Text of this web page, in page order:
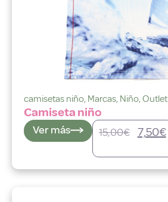
camisetas niño, Marcas, Niño,Outlet
Camiseta niño
Ver más 15,00€ 7,50€